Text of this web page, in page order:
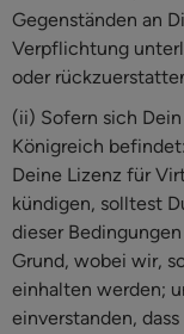
Gegenständen an
Verpflichtung
oder
(ii) Sofern sich
Königreich
Deine Lizenz für
kündigen, solltest
dieser
Grund, wobei wir,
einhalten werden;
einverstanden,